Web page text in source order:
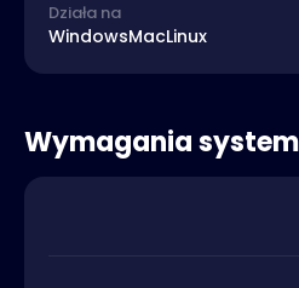
Działa na
WindowsMacLinux
Wymagania